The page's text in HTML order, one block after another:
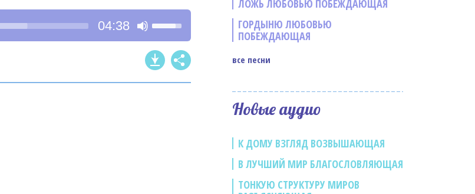
04:38
Используйте
клавиши
со
стрелками
ЛОЖЬ ЛЮБОВЬЮ ПОБЕЖДАЮЩАЯ
ГОРДЫНЮ ЛЮБОВЬЮ
ПОБЕЖДАЮЩАЯ
все песни
Новые аудио
К ДОМУ ВЗГЛЯД ВОЗВЫШАЮЩАЯ
В ЛУЧШИЙ МИР БЛАГОСЛОВЛЯЮЩАЯ
ТОНКУЮ СТРУКТУРУ МИРОВ